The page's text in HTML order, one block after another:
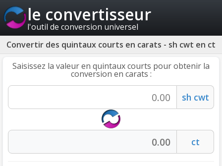
le convertisseur
l'outil de conversion universel
Convertir des quintaux courts en carats - sh cwt en ct
Saisissez la valeur en quintaux courts pour obtenir la
conversion en carats :